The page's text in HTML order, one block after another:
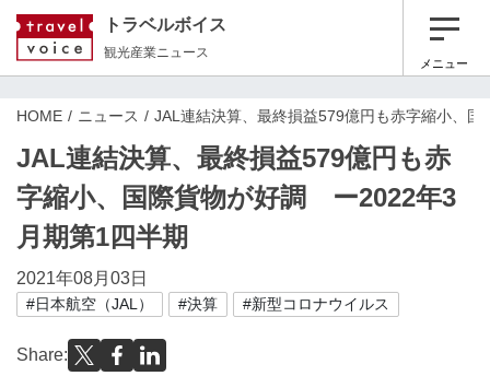
トラベルボイス
観光産業ニュース
メニュー
HOME ニュース JAL連結決算、最終損益579億円も赤字縮小、
JAL連結決算、最終損益579億円も赤
字縮小、国際貨物が好調 ー2022年3
月期第1四半期
2021年08月03日
#日本航空（JAL） #決算 #新型コロナウイルス
Share: